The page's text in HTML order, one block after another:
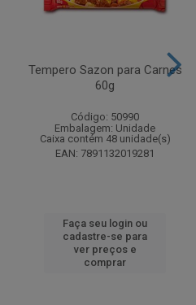
Tempero Sazon para Carnes
60g
Código: 50990
Embalagem: Unidade
Caixa contém 48 unidade(s)
EAN: 7891132019281
Faça seu login ou
cadastre-se para
ver preços e
comprar